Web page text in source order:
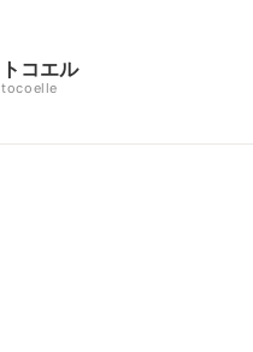
トコエル
tocoelle